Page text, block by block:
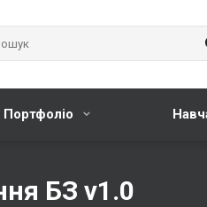
Портфоліо
БЗ v1.0